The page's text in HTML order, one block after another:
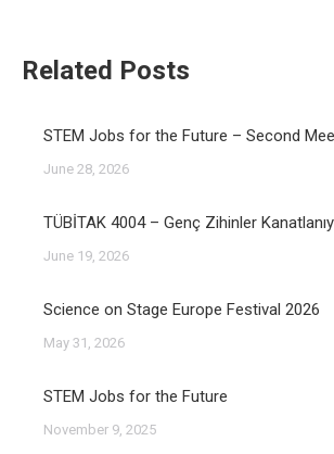
Related Posts
STEM Jobs for the Future – Second
June 28, 2026
TÜBİTAK 4004 – Genç Zihinler
June 19, 2026
Science on Stage Europe Festival 2026
May 31, 2026
STEM Jobs for the Future
November 9, 2025